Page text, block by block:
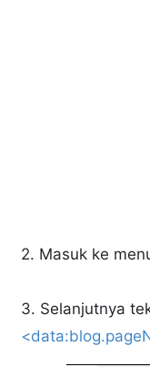
2. Masuk ke
3. Selanjutnya